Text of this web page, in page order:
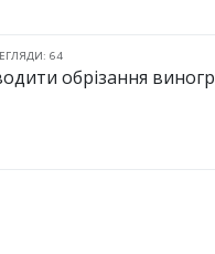
64
обрізання